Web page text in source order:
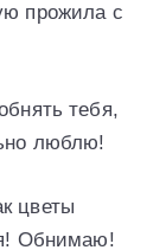
прожила с
тебя,
люблю!
цветы
Обнимаю!